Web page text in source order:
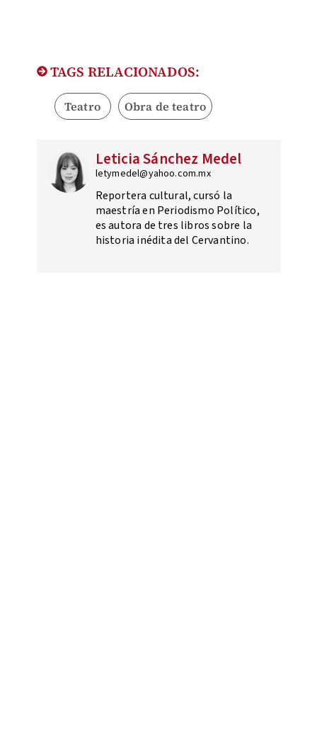
TAGS RELACIONADOS:
Teatro Obra de teatro
Leticia Sánchez Medel
letymedel@yahoo.com.mx
Reportera cultural, cursó la
maestría en Periodismo Político,
es autora de tres libros sobre la
historia inédita del Cervantino.